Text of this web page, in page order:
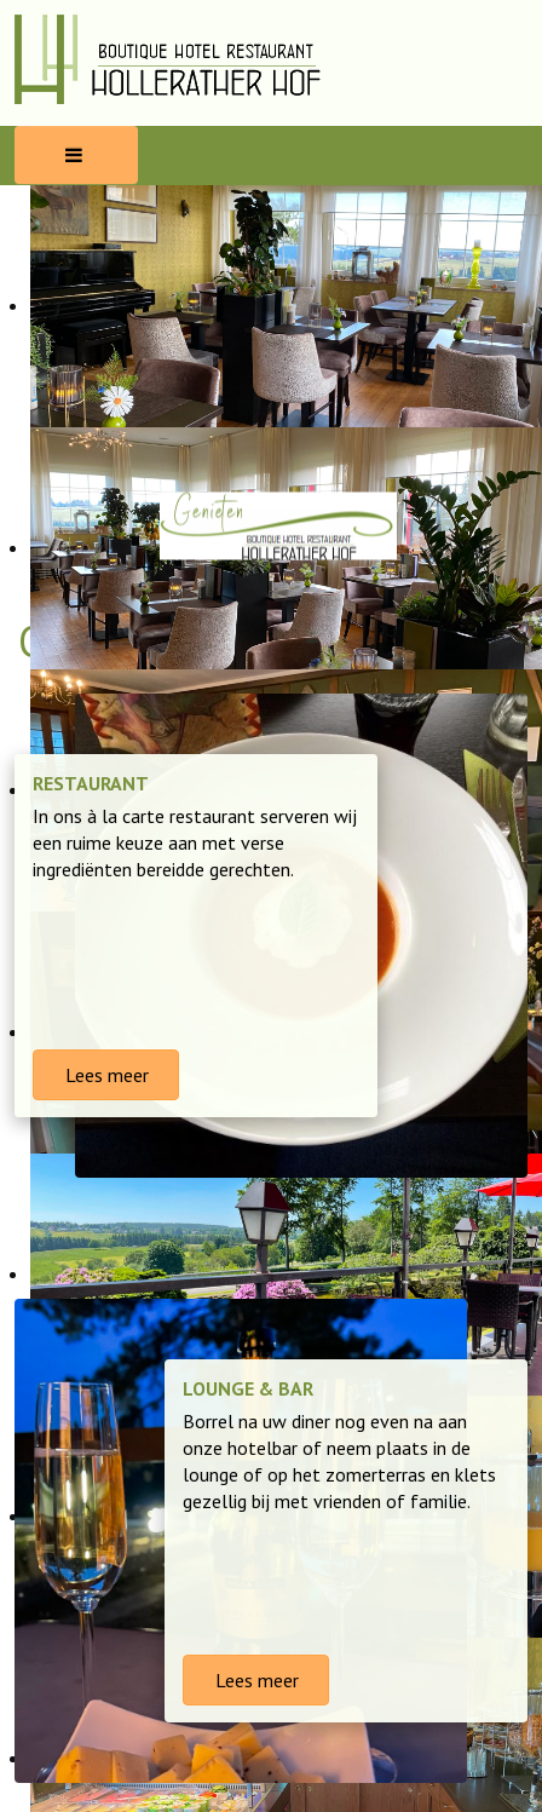
HOME
RESERVEREN
ETEN & DRINKEN
WELLNESS
OMGEVING
BLOG
ONTDEK ONS RESTAURANT
RESTAURANT
In ons à la carte restaurant serveren wij
een ruime keuze aan met verse
ingrediënten bereidde gerechten.
Lees meer
LOUNGE & BAR
Borrel na uw diner nog even na aan
onze hotelbar of neem plaats in de
lounge of op het zomerterras en klets
gezellig bij met vrienden of familie.
Lees meer